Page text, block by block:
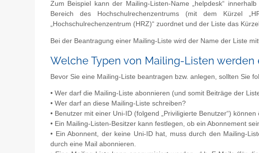
Zum Beispiel kann der Mailing-Listen-Name „helpdesk“
Bereich des Hochschulrechenzentrums (mit dem Kürzel
„Hochschulrechenzentrum (HRZ)“ zuordnet und der Liste das
Bei der Beantragung einer Mailing-Liste wird der Name der Liste
Welche Typen von Mailing-Listen
Bevor Sie eine Mailing-Liste beantragen bzw. anlegen, sollten Sie
• Wer darf die Mailing-Liste abonnieren (und somit Beiträge der
• Wer darf an diese Mailing-Liste schreiben?
• Benutzer mit einer Uni-ID (folgend „Priviligierte Benutzer“)
• Ein Mailing-Listen-Besitzer kann festlegen, ob ein Abonnement
• Ein Abonnent, der keine Uni-ID hat, muss durch den Mailing-
durch eine Mail abonnieren.